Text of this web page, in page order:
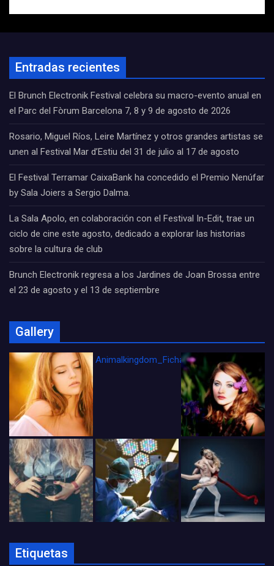
Entradas recientes
El Brunch Electronik Festival celebra su macro-evento anual en
el Parc del Fòrum Barcelona 7, 8 y 9 de agosto de 2026
Rosario, Miguel Ríos, Leire Martínez y otros grandes artistas se
unen al Festival Mar d’Estiu del 31 de julio al 17 de agosto
El Festival Terramar CaixaBank ha concedido el Premio Nenúfar
by Sala Joiers a Sergio Dalma.
La Sala Apolo, en colaboración con el Festival In-Edit, trae un
ciclo de cine este agosto, dedicado a explorar las historias
sobre la cultura de club
Brunch Electronik regresa a los Jardines de Joan Brossa entre
el 23 de agosto y el 13 de septiembre
Gallery
Animalkingdom_FichaCine
Etiquetas